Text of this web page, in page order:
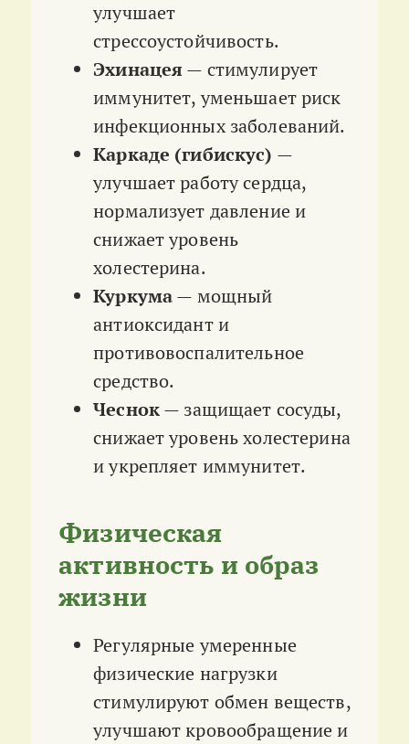
улучшает
стрессоустойчивость.
Эхинацея — стимулирует
иммунитет, уменьшает риск
инфекционных заболеваний.
Каркаде (гибискус) —
улучшает работу сердца,
нормализует давление и
снижает уровень
холестерина.
Куркума— мощный
антиоксидант и
противовоспалительное
средство.
Чеснок— защищает сосуды,
снижает уровень холестерина
и укрепляет иммунитет.
Физическая
активность и образ
жизни
Регулярные умеренные
физические нагрузки
стимулируют обмен веществ,
улучшают кровообращение и